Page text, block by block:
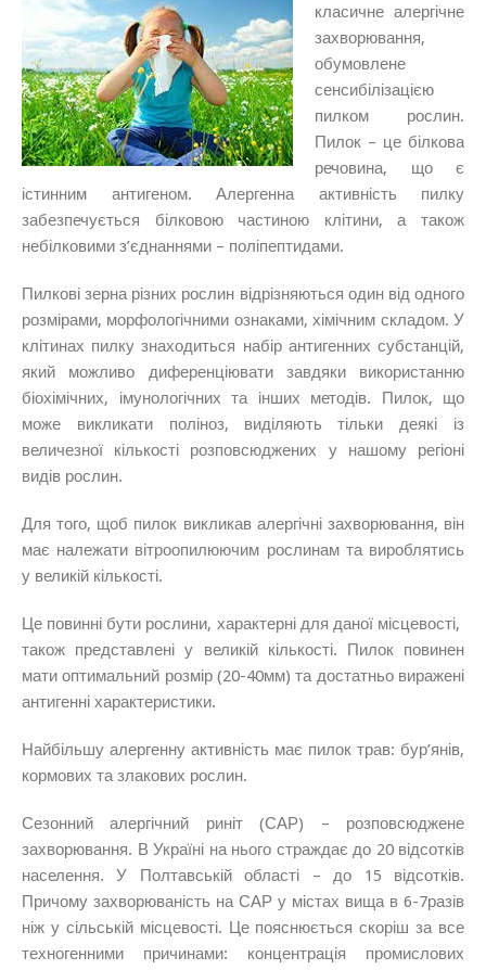
класичне алергічне
захворювання,
обумовлене
сенсибілізацією
пилком рослин.
Пилок – це білкова
речовина, що є
істинним антигеном. Алергенна активність пилку
забезпечується білковою частиною клітини, а також
небілковими з’єднаннями – поліпептидами.
Пилкові зерна різних рослин відрізняються один від одного
розмірами, морфологічними ознаками, хімічним складом. У
клітинах пилку знаходиться набір антигенних субстанцій,
який можливо диференціювати завдяки використанню
біохімічних, імунологічних та інших методів. Пилок, що
може викликати поліноз, виділяють тільки деякі із
величезної кількості розповсюджених у нашому регіоні
видів рослин.
Для того, щоб пилок викликав алергічні захворювання, він
має належати вітроопилюючим рослинам та вироблятись
у великій кількості.
Це повинні бути рослини, характерні для даної місцевості,
також представлені у великій кількості. Пилок повинен
мати оптимальний розмір (20-40мм) та достатньо виражені
антигенні характеристики.
Найбільшу алергенну активність має пилок трав: бур’янів,
кормових та злакових рослин.
Сезонний алергічний риніт (САР) – розповсюджене
захворювання. В Україні на нього страждає до 20 відсотків
населення. У Полтавській області – до 15 відсотків.
Причому захворюваність на САР у містах вища в 6-7разів
ніж у сільській місцевості. Це пояснюється скоріш за все
техногенними причинами: концентрація промислових